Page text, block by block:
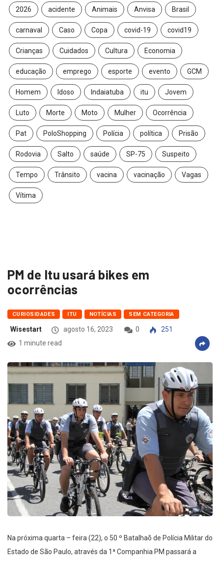
2026 acidente Animais Anvisa Brasil
carnaval Caso Copa covid-19 covid19
Crianças Cuidados Cultura Economia
educação emprego esporte evento GCM
Homem Idoso Indaiatuba itu Jovem
Luto Morte Moto Mulher Ocorrência
Pat PoloShopping Polícia política Prisão
Rodovia Salto saúde SP-75 Suspeito
Tempo Trânsito vacina vacinação Vagas
Vítima
PM de Itu usará bikes em
ocorrências
CURIOSIDADES ITU NOTÍCIAS SEM CATEGORIA
Wisestart agosto 16, 2023 0
251
1 minute read
Na próxima quarta – feira (22), o 50 º Batalhaõ de Polícia Militar do
Estado de São Paulo, através da 1ª Companhia PM passará a